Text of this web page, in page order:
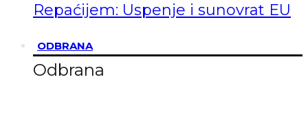
Repaćijem: Uspenje i sunovrat EU
ODBRANA
Odbrana